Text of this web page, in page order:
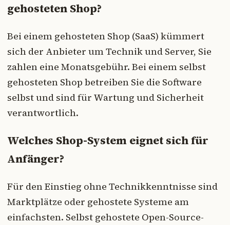
gehosteten Shop?
Bei einem gehosteten Shop (SaaS) kümmert
sich der Anbieter um Technik und Server, Sie
zahlen eine Monatsgebühr. Bei einem selbst
gehosteten Shop betreiben Sie die Software
selbst und sind für Wartung und Sicherheit
verantwortlich.
Welches Shop-System eignet sich für
Anfänger?
Für den Einstieg ohne Technikkenntnisse sind
Marktplätze oder gehostete Systeme am
einfachsten. Selbst gehostete Open-Source-